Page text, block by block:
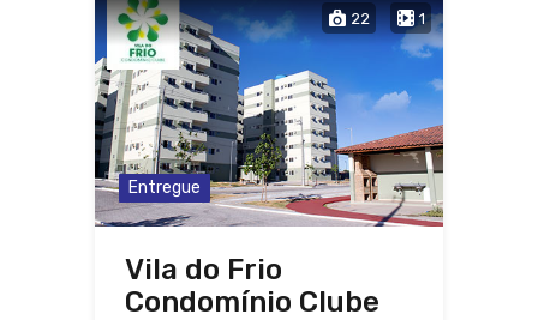
22 1
Entregue
Vila do Frio
Condomínio Clube